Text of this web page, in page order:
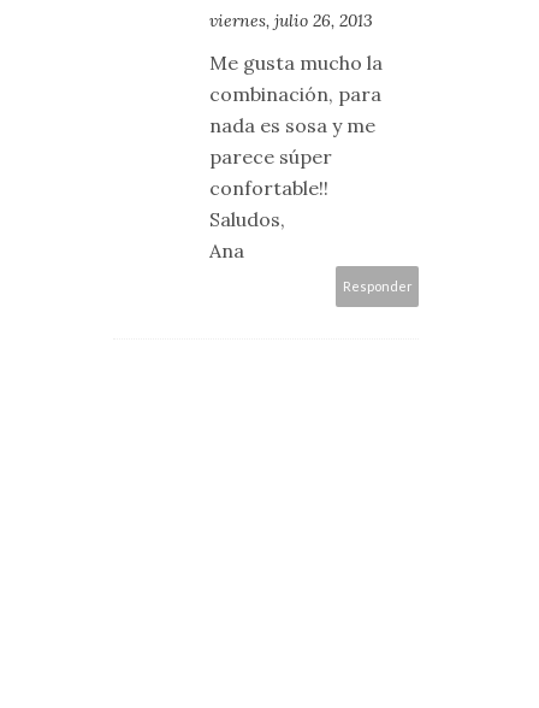
viernes, julio 26, 2013
Me gusta mucho la
combinación, para
nada es sosa y me
parece súper
confortable!!
Saludos,
Ana
Responder